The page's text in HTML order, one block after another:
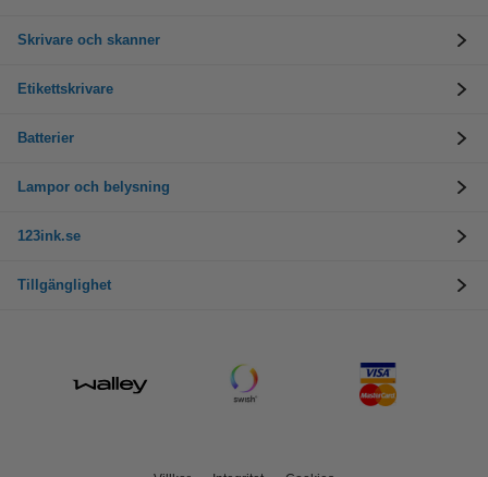
Skrivare och skanner
Etikettskrivare
Batterier
Lampor och belysning
123ink.se
Tillgänglighet